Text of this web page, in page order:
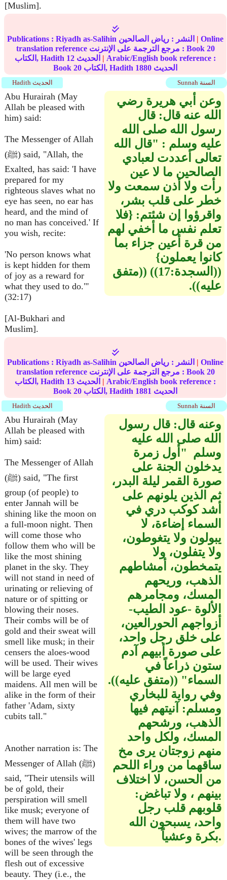
[Muslim].
Publications : Riyadh as-Salihin النشر : رياض الصالحين | Online
translation reference مرجع الترجمة على الإنترنت : Book 20
الكتاب, Hadith 12 | Arabic/English book reference :
Book 20 الكتاب, Hadith 1880 الحديث
Sunnah السنة Hadith الحديث
Abu Hurairah (May
Allah be pleased with
him) said:
The Messenger of Allah
(ﷺ) said, "Allah, the
Exalted, has said: 'I have
prepared for my
righteous slaves what no
eye has seen, no ear has
heard, and the mind of
no man has conceived.' If
you wish, recite:
'No person knows what
is kept hidden for them
of joy as a reward for
what they used to do."'
(32:17)
[Al-Bukhari and
Muslim].
وعن أبي هريرة رضي
الله عنه قال‏:‏ قال
رسول الله صلى الله
عليه وسلم ‏:‏ ‏"‏قال الله
تعالى أعددت لعبادي
الصالحين ما لا عين
رأت ولا أذن سمعت ولا
خطر على قلب بشر،
واقرؤوا إن شئتم‏:‏ ‏{‏فلا
تعلم نفس ما أخفي لهم
من قرة أعين جزاء بما
كانوا يعملون‏}‏
‏(‏‏(‏السجدة‏:‏17‏)‏‏)‏ ‏(‏‏(‏متفق
عليه‏)‏‏)‏‏.‏
Publications : Riyadh as-Salihin النشر : رياض الصالحين | Online
translation reference مرجع الترجمة على الإنترنت : Book 20
الكتاب, Hadith 13 | Arabic/English book reference :
Book 20 الكتاب, Hadith 1881 الحديث
Sunnah السنة Hadith الحديث
Abu Hurairah (May
Allah be pleased with
him) said:
The Messenger of Allah
(ﷺ) said, "The first
group (of people) to
enter Jannah will be
shining like the moon on
a full-moon night. Then
will come those who
follow them who will be
like the most shining
planet in the sky. They
will not stand in need of
urinating or relieving of
nature or of spitting or
blowing their noses.
Their combs will be of
gold and their sweat will
smell like musk; in their
censers the aloes-wood
will be used. Their wives
will be large eyed
maidens. All men will be
alike in the form of their
father 'Adam, sixty
cubits tall."
Another narration is: The
Messenger of Allah (ﷺ)
said, "Their utensils will
be of gold, their
perspiration will smell
like musk; everyone of
them will have two
wives; the marrow of the
bones of the wives' legs
will be seen through the
flesh out of excessive
beauty. They (i.e., the
وعنه قال‏:‏ قال رسول
الله صلى الله عليه
وسلم ‏ "‏أول زمرة
يدخلون الجنة على
صورة القمر ليلة البدر،
ثم الذين يلونهم على
أشد كوكب دري في
السماء إضاءة، لا
يبولون ولا يتغوطون،
ولا يتفلون، ولا
يتمخطون، أمشاطهم
الذهب، وريحهم
المسك، ومجامرهم
الألوة -عود الطيب-
أزواجهم الحورالعين،
على خلق رجل واحد،
على صورة أبيهم آدم
ستون ذراعاً في
السماء‏"‏ ‏(‏‏(‏متفق عليه‏)‏‏)‏‏.‏
وفي رواية للبخاري
ومسلم‏:‏ آنيتهم فيها
الذهب، ورشحهم
المسك، ولكل واحد
منهم زوجتان يرى مخ
ساقهما من وراء اللحم
من الحسن، لا اختلاف
بينهم ، ولا تباغض‏:‏
قلوبهم قلب رجل
واحد، يسبحون الله
بكرة وعشياً‏.